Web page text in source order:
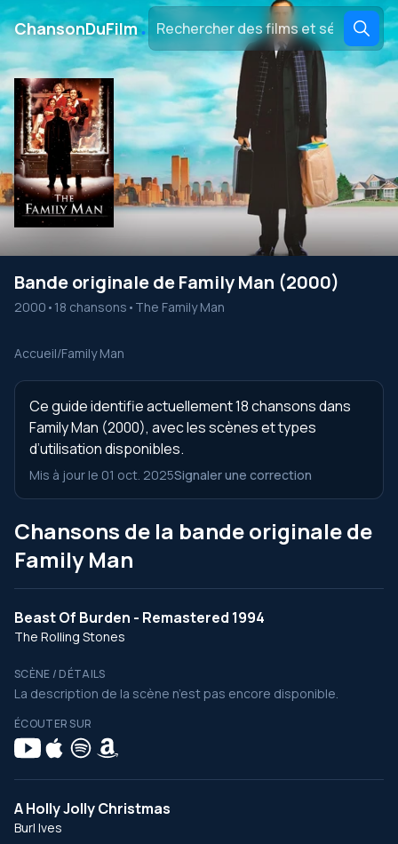
ChansonDuFilm․
Bande originale de Family Man (2000)
2000 • 18 chansons • The Family Man
Accueil/Family Man
Ce guide identifie actuellement 18 chansons dans
Family Man (2000), avec les scènes et types
d’utilisation disponibles.
Mis à jour le 01 oct. 2025Signaler une correction
Chansons de la bande originale de
Family Man
Beast Of Burden - Remastered 1994
The Rolling Stones
SCÈNE / DÉTAILS
La description de la scène n’est pas encore disponible.
ÉCOUTER SUR
A Holly Jolly Christmas
Burl Ives